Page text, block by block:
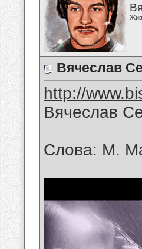
Вячеслав
http://
Вячеслав
Слова: М.